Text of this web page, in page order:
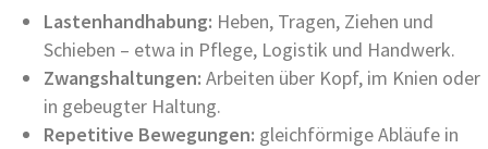
Lastenhandhabung: Heben, Tragen, Ziehen und
Schieben – etwa in Pflege, Logistik und Handwerk.
Zwangshaltungen: Arbeiten über Kopf, im Knien oder
in gebeugter Haltung.
Repetitive Bewegungen: gleichförmige Abläufe in